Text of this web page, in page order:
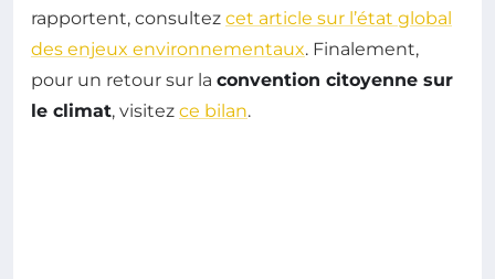
rapportent, consultez cet article sur l’état global
des enjeux environnementaux. Finalement,
pour un retour sur la convention citoyenne sur
le climat, visitez ce bilan.